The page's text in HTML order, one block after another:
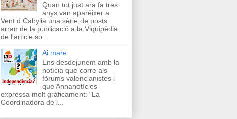
Quan tot just ara fa tres
anys van aparéixer a
Vent d Cabylia una sèrie de posts
arran de la publicació a la Viquipèdia
de l'article so...
Ai mare
Ens desdejunem amb la
notícia que corre als
fòrums valencianistes i
que Annanotícies
expressa molt gràficament: "La
Coordinadora de l...